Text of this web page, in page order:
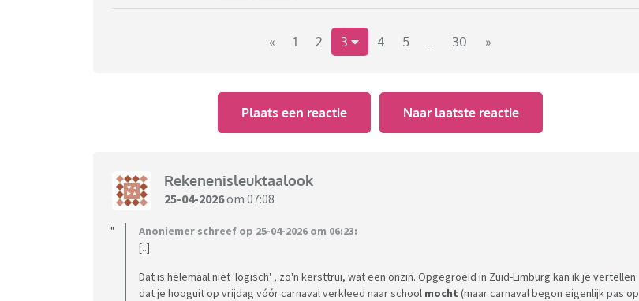
« 1 2 3 4 5 .. 30 »
Plaats een reactie Naar laatste reactie
Rekenenisleuktaalook
25-04-2026om 07:08
Anoniemer schreef op 25-04-2026 om 06:23:
[..]
Dat is helemaal niet 'logisch' , zo'n kersttrui, wat een onzin. Opgegroeid in Zuid-Limburg kan ik je vertellen
dat je hooguit op vrijdag vóór carnaval verkleed naar school mocht (maar carnaval begon eigenlijk pas op